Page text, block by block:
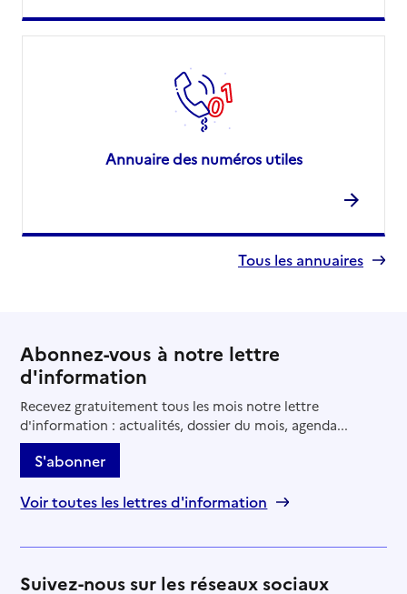
Annuaire des numéros utiles
Tous les annuaires
Abonnez-vous à notre lettre
d'information
Recevez gratuitement tous les mois notre lettre
d'information : actualités, dossier du mois, agenda...
S'abonner
Voir toutes les lettres d'information
Suivez-nous sur les réseaux sociaux